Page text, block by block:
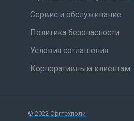
Сервис и обслуживание
Политика безопасности
Условия соглашения
Корпоративным клиентам
© 2022 Оргтехполи